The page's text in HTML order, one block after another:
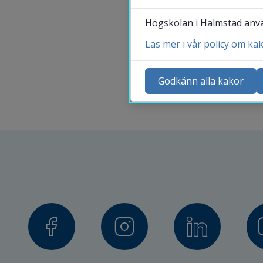
Högskolan i Halmstad
Läs mer i vår policy om
Godkänn alla kakor